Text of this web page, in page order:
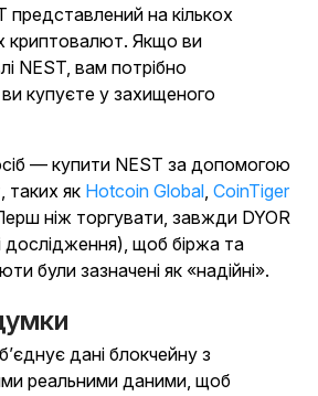
представлений на кількох
криптовалют. Якщо ви
NEST, вам потрібно
купуєте у захищеного
— купити NEST за допомогою
таких як Hotcoin Global, CoinTiger
ніж торгувати, завжди DYOR
дослідження), щоб біржа та
були зазначені як «надійні».
дані блокчейну з
реальними даними, щоб